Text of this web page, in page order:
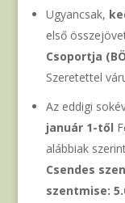
Ugyancsak,
első
Csoportja
Szeretettel
Az eddigi
január 1-től
alábbiak
Csendes
szentmise: